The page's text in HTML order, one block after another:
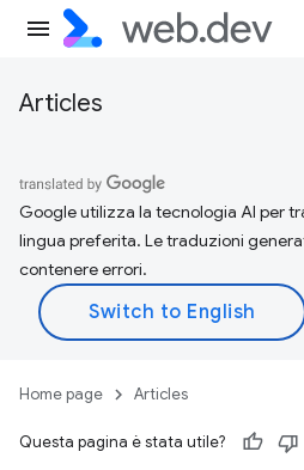
Articles
Google utilizza la tecnologia AI per
lingua preferita. Le traduzioni
contenere errori.
Home page Articles
Questa pagina è stata utile?